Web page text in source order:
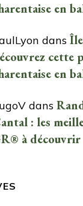
en
dans
cette
en
dans
: les
à découvrir